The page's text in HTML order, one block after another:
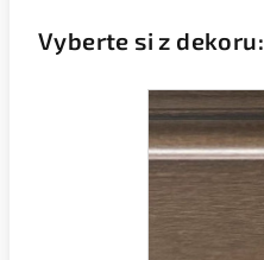
Vyberte si z dekoru: